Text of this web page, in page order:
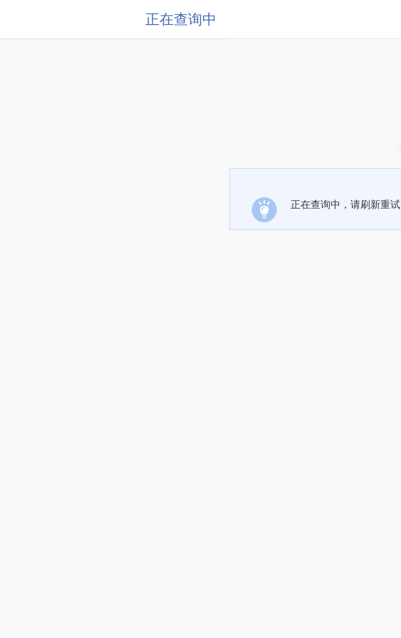
正在查询中
正在查询中，请刷新重试